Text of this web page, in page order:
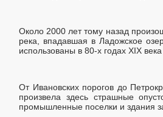
Около 2000 лет тому назад
река, впадавшая в Ладожское
использованы в 80-х годах XIX
От Ивановских порогов до
произвела здесь страшные
промышленные поселки и здания